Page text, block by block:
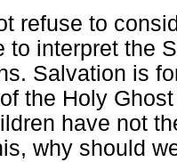
refuse to
to interpret the
Salvation is
the Holy
have not
why should